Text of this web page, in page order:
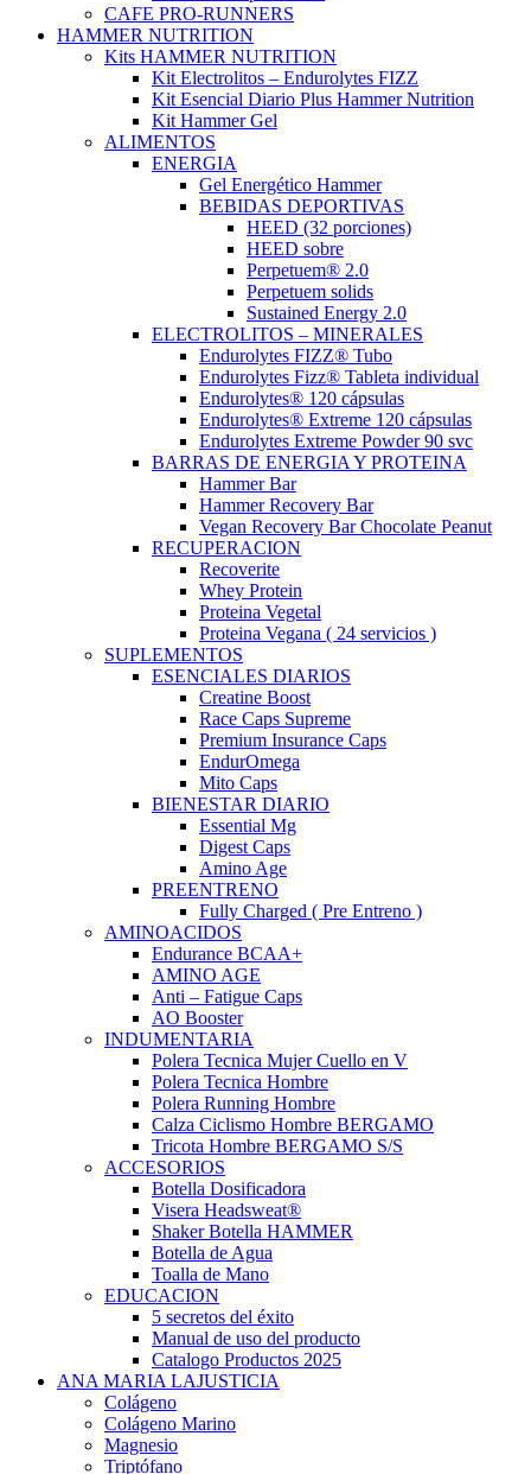
CAFE PRO-RUNNERS
HAMMER NUTRITION
Kits HAMMER NUTRITION
Kit Electrolitos – Endurolytes FIZZ
Kit Esencial Diario Plus Hammer Nutrition
Kit Hammer Gel
ALIMENTOS
ENERGIA
Gel Energético Hammer
BEBIDAS DEPORTIVAS
HEED (32 porciones)
HEED sobre
Perpetuem® 2.0
Perpetuem solids
Sustained Energy 2.0
ELECTROLITOS – MINERALES
Endurolytes FIZZ® Tubo
Endurolytes Fizz® Tableta individual
Endurolytes® 120 cápsulas
Endurolytes® Extreme 120 cápsulas
Endurolytes Extreme Powder 90 svc
BARRAS DE ENERGIA Y PROTEINA
Hammer Bar
Hammer Recovery Bar
Vegan Recovery Bar Chocolate Peanut
RECUPERACION
Recoverite
Whey Protein
Proteina Vegetal
Proteina Vegana ( 24 servicios )
SUPLEMENTOS
ESENCIALES DIARIOS
Creatine Boost
Race Caps Supreme
Premium Insurance Caps
EndurOmega
Mito Caps
BIENESTAR DIARIO
Essential Mg
Digest Caps
Amino Age
PREENTRENO
Fully Charged ( Pre Entreno )
AMINOACIDOS
Endurance BCAA+
AMINO AGE
Anti – Fatigue Caps
AO Booster
INDUMENTARIA
Polera Tecnica Mujer Cuello en V
Polera Tecnica Hombre
Polera Running Hombre
Calza Ciclismo Hombre BERGAMO
Tricota Hombre BERGAMO S/S
ACCESORIOS
Botella Dosificadora
Visera Headsweat®
Shaker Botella HAMMER
Botella de Agua
Toalla de Mano
EDUCACION
5 secretos del éxito
Manual de uso del producto
Catalogo Productos 2025
ANA MARIA LAJUSTICIA
Colágeno
Colágeno Marino
Magnesio
Triptófano